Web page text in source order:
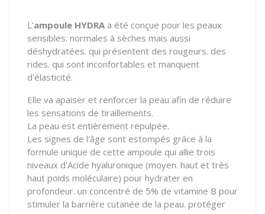
L'ampoule HYDRA a été conçue pour les peaux
sensibles. normales à sèches mais aussi
déshydratées. qui présentent des rougeurs. des
rides. qui sont inconfortables et manquent
d'élasticité.
Elle va apaiser et renforcer la peau afin de réduire
les sensations de tiraillements.
La peau est entièrement repulpée.
Les signes de l'âge sont estompés grâce à la
formule unique de cette ampoule qui allie trois
niveaux d'Acide hyaluronique (moyen. haut et très
haut poids moléculaire) pour hydrater en
profondeur. un concentré de 5% de vitamine B pour
stimuler la barrière cutanée de la peau. protéger